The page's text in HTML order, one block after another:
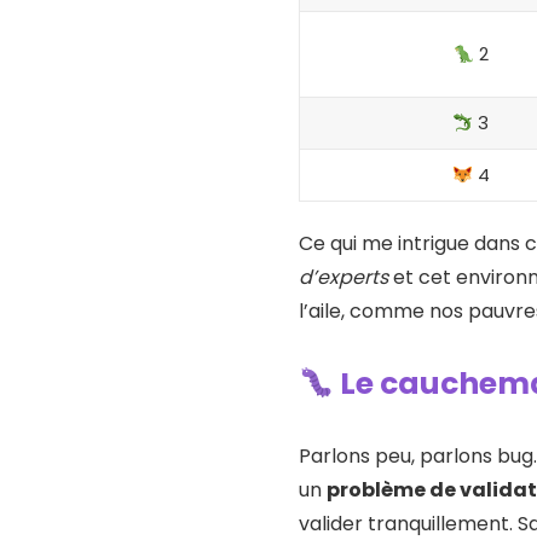
2
3
4
Ce qui me intrigue dans
d’expertset cet
l’aile, comme nos
Le
Parlons peu, parlons
un problème de
valider tranquillement.